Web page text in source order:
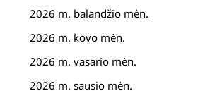
2026 m. balandžio mėn.
2026 m. kovo mėn.
2026 m. vasario mėn.
2026 m. sausio mėn.